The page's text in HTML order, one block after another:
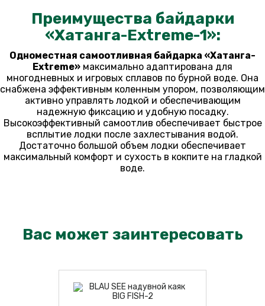
Преимущества байдарки
«Хатанга-Extreme-1»:
Одноместная самоотливная байдарка «Хатанга-
Extreme» максимально адаптирована для
многодневных и игровых сплавов по бурной воде. Она
снабжена эффективным коленным упором, позволяющим
активно управлять лодкой и обеспечивающим
надежную фиксацию и удобную посадку.
Высокоэффективный самоотлив обеспечивает быстрое
всплытие лодки после захлестывания водой.
Достаточно большой объем лодки обеспечивает
максимальный комфорт и сухость в кокпите на гладкой
воде.
Вас может заинтересовать